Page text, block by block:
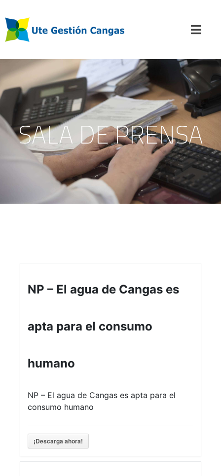
SALA DE PRENSA
NP – El agua de Cangas es
apta para el consumo
humano
NP – El agua de Cangas es apta para el
consumo humano
¡Descarga ahora!